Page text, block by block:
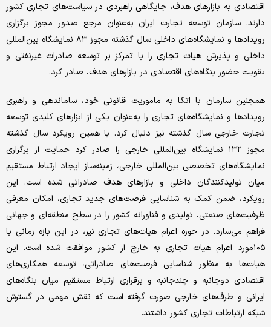
اقتصادی به بازارهای هدف، جایگاهی راهبردی در سیاست‌های تجاری کشور
دارند. سازمان توسعه تجارت ایران به‌عنوان مرجع صدور مجوز برگزاری
رویدادها و نمایشگاه‌های داخلی سال گذشته مجوز ۸۳ نمایشگاه بین‌المللی
داخلی و پذیرش هیات تجاری را با تمرکز بر توسعه صادرات غیرنفتی و
تقویت حضور بنگاه‌های اقتصادی در بازارهای هدف، صادر کرد.
همچنین سازمان با اتکا به ماموریت قانونی خود، ساماندهی و راهبری
رویدادها و نمایشگاه‌های تجاری را به‌عنوان یکی از ابزارهای کلیدی توسعه
تجارت خارجی سال گذشته نیز دنبال کرد. با همین رویکرد سال گذشته
مجوز ۱۳۲ نمایشگاه بین‌المللی خارجی را صادر کرد حمایت از برگزاری
نمایشگاه‌های تخصصی بین‌المللی خارجی، زمینه‌ساز ایجاد ارتباط مستقیم
میان تولیدکنندگان داخلی و بازارهای هدف صادراتی شده است. این
رویکرد، ضمن کمک به شناسایی فرصت‌های جدید تجاری، امکان معرفی
ظرفیت‌های صنعتی، تولیدی و فناورانه کشور را در سطح منطقه‌ای و جهانی
فراهم می‌سازد. در حوزه اعزام هیات‌های تجاری نیز، در این بازه زمانی با
۱۰۵مورد اعزام هیات تجاری به خارج از کشور موافقت شده است. این
هیات‌ها به منظور شناسایی فرصت‌های صادراتی، توسعه همکاری‌های
اقتصادی دوجانبه و چندجانبه و برقراری ارتباط مستقیم میان بنگاه‌های
ایرانی و طرف‌های خارجی صورت گرفته است که نقش مهمی در گسترش
شبکه ارتباطات تجاری کشور داشتند.